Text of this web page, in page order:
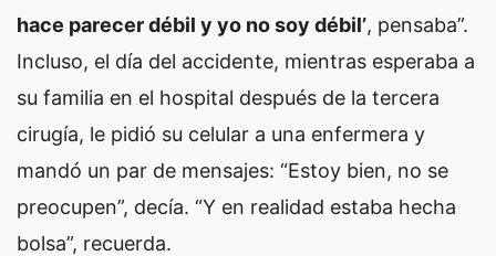
hace parecer débil y yo no soy débil’, pensaba”.
Incluso, el día del accidente, mientras esperaba a
su familia en el hospital después de la tercera
cirugía, le pidió su celular a una enfermera y
mandó un par de mensajes: “Estoy bien, no se
preocupen”, decía. “Y en realidad estaba hecha
bolsa”, recuerda.